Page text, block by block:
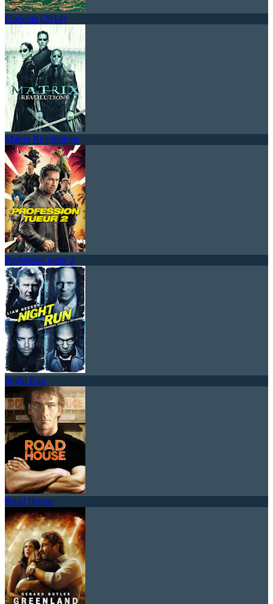
Godzilla (2014)
Matrix Revolutions
Profession tueur 2
Night Run
Road House